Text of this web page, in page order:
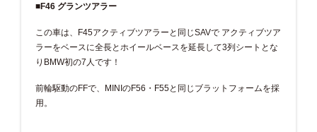
■F46 グランツアラー
この車は、F45アクティブツアラーと同じSAVで アクティブツア
ラーをベースに全長とホイールベースを延長して3列シートとな
りBMW初の7人です！
前輪駆動のFFで、MINIのF56・F55と同じブラットフォームを採
用。